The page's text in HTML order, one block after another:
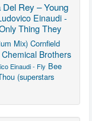
Del Rey – Young
Einaudi -
Thing They
Mix) Cornfield
Brothers
Einaudi - Fly Bee
(superstars